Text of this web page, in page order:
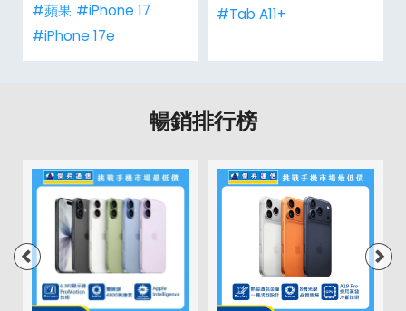
#蘋果 #iPhone 17
#iPhone 17e
#Tab A11+
暢銷排行榜